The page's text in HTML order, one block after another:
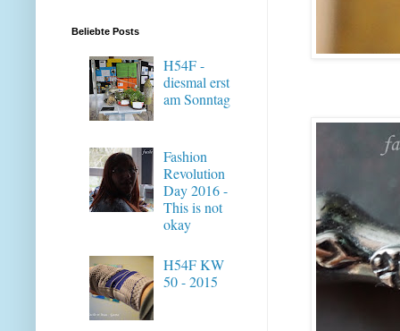
Beliebte Posts
H54F -
diesmal erst
am Sonntag
Fashion
Revolution
Day 2016 -
This is not
okay
H54F KW
50 - 2015